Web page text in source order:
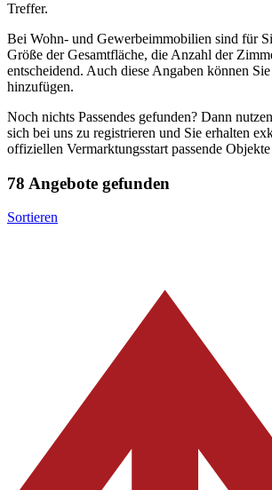
Treffer.
Bei Wohn- und Gewerbeimmobilien sind für
Größe der Gesamtfläche, die Anzahl der
entscheidend. Auch diese Angaben können
hinzufügen.
Noch nichts Passendes gefunden? Dann
sich bei uns zu registrieren und Sie erhalten
offiziellen Vermarktungsstart passende
78 Angebote gefunden
Sortieren